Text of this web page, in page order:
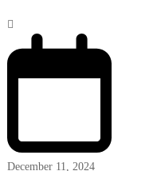
December 11, 2024